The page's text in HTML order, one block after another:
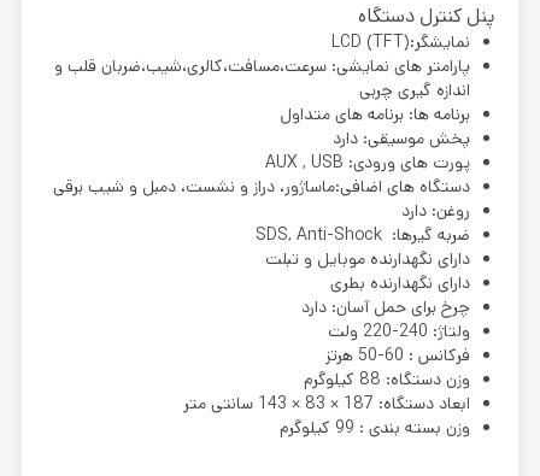
پنل کنترل دستگاه
نمایشگر:LCD (TFT)
پارامتر های نمایشی: سرعت،مسافت،کالری،شیب،ضربان قلب و
اندازه گیری چربی
برنامه ها: برنامه های متداول
پخش موسیقی: دارد
پورت های ورودی: AUX , USB
دستگاه های اضافی:ماساژور، دراز و نشست، دمبل و شیب برقی
روغن: دارد
ضربه گیرها: SDS, Anti-Shock
دارای نگهدارنده موبایل و تبلت
دارای نگهدارنده بطری
چرخ برای حمل آسان: دارد
ولتاژ: 240-220 ولت
فرکانس : 60-50 هرتز
وزن دستگاه: 88 کیلوگرم
ابعاد دستگاه: 187 × 83 × 143 سانتی متر
وزن بسته بندی : 99 کیلوگرم